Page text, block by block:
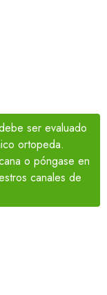
ser evaluado
ortopeda.
o póngase en
canales de